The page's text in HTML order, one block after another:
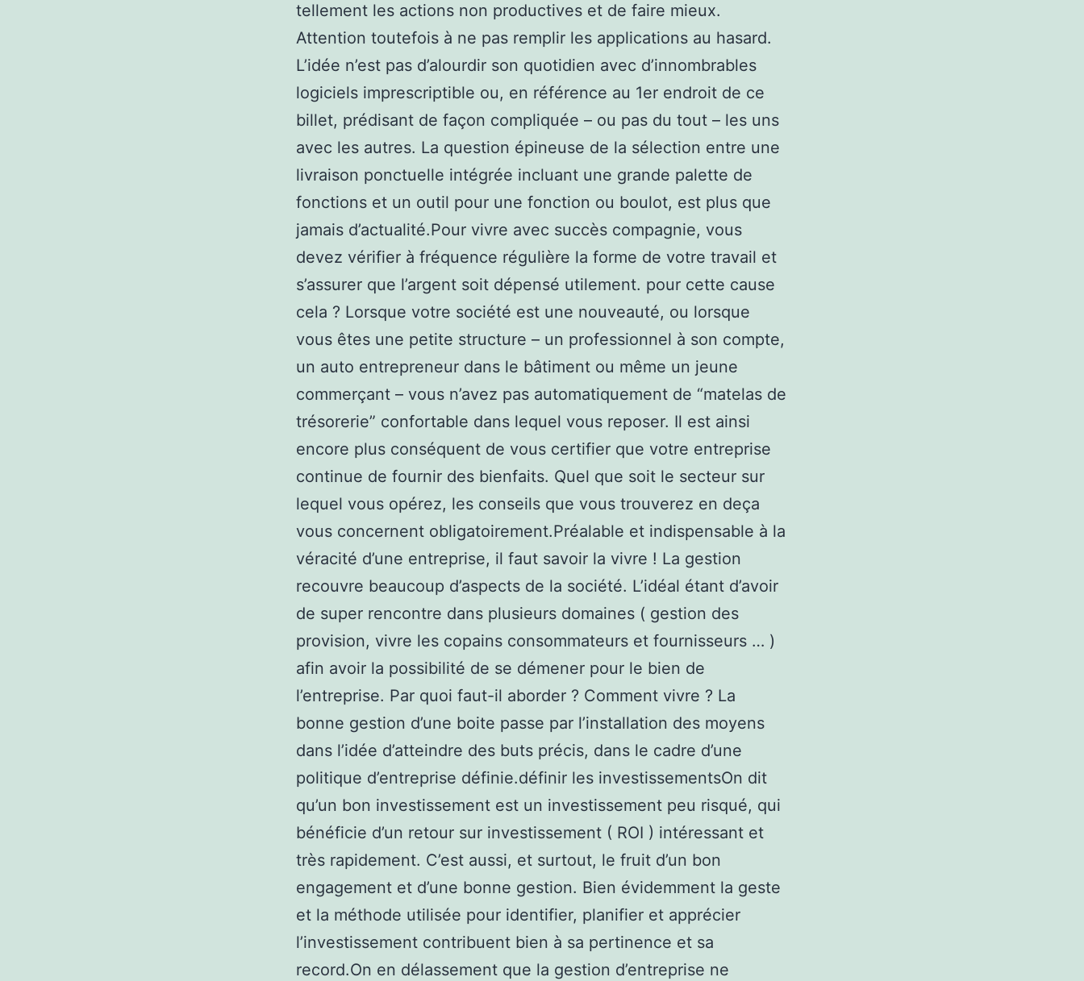
tellement les actions non productives et de faire mieux.
Attention toutefois à ne pas remplir les applications au hasard.
L’idée n’est pas d’alourdir son quotidien avec d’innombrables
logiciels imprescriptible ou, en référence au 1er endroit de ce
billet, prédisant de façon compliquée – ou pas du tout – les uns
avec les autres. La question épineuse de la sélection entre une
livraison ponctuelle intégrée incluant une grande palette de
fonctions et un outil pour une fonction ou boulot, est plus que
jamais d’actualité.Pour vivre avec succès compagnie, vous
devez vérifier à fréquence régulière la forme de votre travail et
s’assurer que l’argent soit dépensé utilement. pour cette cause
cela ? Lorsque votre société est une nouveauté, ou lorsque
vous êtes une petite structure – un professionnel à son compte,
un auto entrepreneur dans le bâtiment ou même un jeune
commerçant – vous n’avez pas automatiquement de “matelas de
trésorerie” confortable dans lequel vous reposer. Il est ainsi
encore plus conséquent de vous certifier que votre entreprise
continue de fournir des bienfaits. Quel que soit le secteur sur
lequel vous opérez, les conseils que vous trouverez en deça
vous concernent obligatoirement.Préalable et indispensable à la
véracité d’une entreprise, il faut savoir la vivre ! La gestion
recouvre beaucoup d’aspects de la société. L’idéal étant d’avoir
de super rencontre dans plusieurs domaines ( gestion des
provision, vivre les copains consommateurs et fournisseurs … )
afin avoir la possibilité de se démener pour le bien de
l’entreprise. Par quoi faut-il aborder ? Comment vivre ? La
bonne gestion d’une boite passe par l’installation des moyens
dans l’idée d’atteindre des buts précis, dans le cadre d’une
politique d’entreprise définie.définir les investissementsOn dit
qu’un bon investissement est un investissement peu risqué, qui
bénéficie d’un retour sur investissement ( ROI ) intéressant et
très rapidement. C’est aussi, et surtout, le fruit d’un bon
engagement et d’une bonne gestion. Bien évidemment la geste
et la méthode utilisée pour identifier, planifier et apprécier
l’investissement contribuent bien à sa pertinence et sa
record.On en délassement que la gestion d’entreprise ne